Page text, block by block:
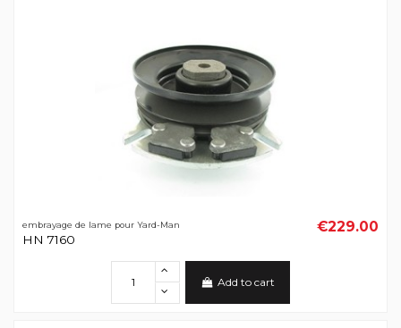
embrayage de lame pour Yard-Man
HN 7160
€229.00
Add to cart